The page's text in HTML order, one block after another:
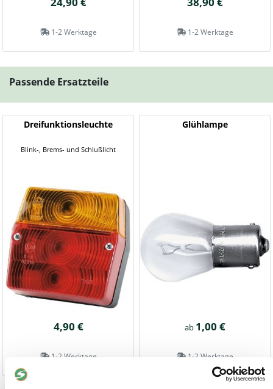
1-2 Werktage 1-2 Werktage
Passende Ersatzteile
Dreifunktionsleuchte
Blink-, Brems- und Schlußlicht
4,90 €
1-2 Werktage
Glühlampe
ab 1,00 €
1-2 Werktage